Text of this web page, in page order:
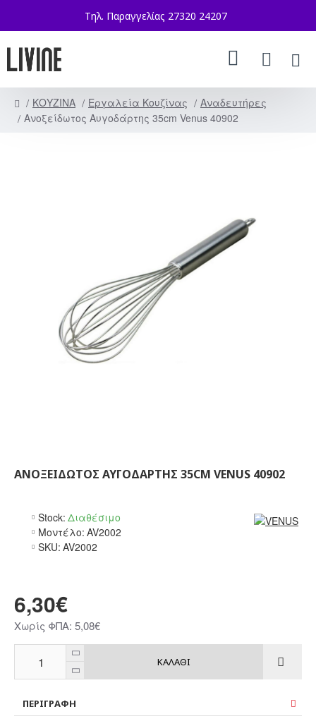
Τηλ. Παραγγελίας 27320 24207
ΚΟΥΖΙΝΑ Εργαλεία Κουζίνας
Αναδευτήρες
Ανοξείδωτος Αυγοδάρτης 35cm Venus 40902
ΑΝΟΞΕΊΔΩΤΟΣ ΑΥΓΟΔΆΡΤΗΣ 35CM VENUS 40902
Stock: Διαθέσιμο
Μοντέλο: AV2002
SKU: AV2002
6,30€
Χωρίς ΦΠΑ: 5,08€
ΚΑΛΆΘΙ
ΠΕΡΙΓΡΑΦΉ